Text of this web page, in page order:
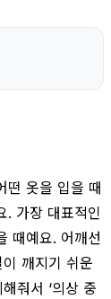
떤 옷을 입을 때
. 가장 대표적인
때예요. 어깨선
깨지기 쉬운
줘서 ‘의상 중